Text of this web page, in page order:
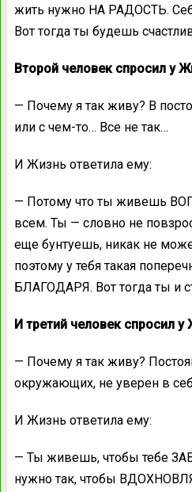
жить нужно НА РАДОСТЬ.
Вот тогда ты будешь
Второй человек спросил у
— Почему я так живу? В
или с чем-то… Все не так…
И Жизнь ответила ему:
— Потому что ты живешь
всем. Ты — словно не
еще бунтуешь, никак не
поэтому у тебя такая
БЛАГОДАРЯ. Вот тогда ты и
И третий человек спросил у
— Почему я так живу?
окружающих, не уверен в
И Жизнь ответила ему:
— Ты живешь, чтобы тебе
нужно так, чтобы